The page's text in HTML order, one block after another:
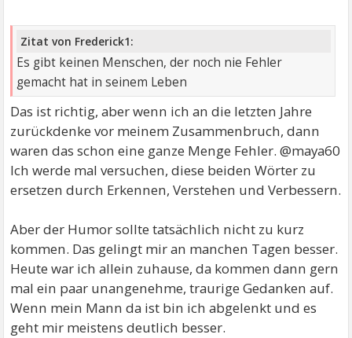
Zitat von Frederick1:
Es gibt keinen Menschen, der noch nie Fehler
gemacht hat in seinem Leben
Das ist richtig, aber wenn ich an die letzten Jahre
zurückdenke vor meinem Zusammenbruch, dann
waren das schon eine ganze Menge Fehler. @maya60
Ich werde mal versuchen, diese beiden Wörter zu
ersetzen durch Erkennen, Verstehen und Verbessern.
Aber der Humor sollte tatsächlich nicht zu kurz
kommen. Das gelingt mir an manchen Tagen besser.
Heute war ich allein zuhause, da kommen dann gern
mal ein paar unangenehme, traurige Gedanken auf.
Wenn mein Mann da ist bin ich abgelenkt und es
geht mir meistens deutlich besser.